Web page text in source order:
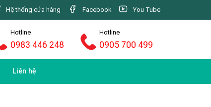
Hệ thống cửa hàng Facebook You Tube
Hotline
0983 446 248
Hotline
0905 700 499
Liên hệ